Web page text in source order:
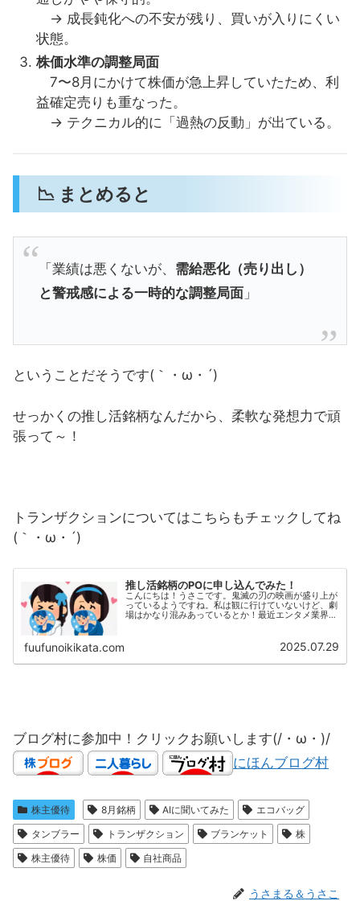
→ 成長鈍化への不安が残り、買いが入りにくい
状態。
株価水準の調整局面
7〜8月にかけて株価が急上昇していたため、利
益確定売りも重なった。
→ テクニカル的に「過熱の反動」が出ている。
📉 まとめると
「業績は悪くないが、 需給悪化（売り出し）
と警戒感による一時的な調整局面」
ということだそうです(｀・ω・´)
せっかくの推し活銘柄なんだから、柔軟な発想力で頑
張って～！
トランザクションについてはこちらもチェックしてね
(｀・ω・´)
推し活銘柄のPOに申し込んでみた！
こんにちは！うさこです。鬼滅の刃の映画が盛り上が
っているようですね。私は観に行けていないけど、劇
場はかなり混みあっているとか！最近エンタメ業界は
fuufunoikikata.com 2025.07.29
ブログ村に参加中！クリックお願いします(/・ω・)/
にほんブログ村
株主優待 8月銘柄 AIに聞いてみた
エコバッグ
タンブラー
トランザクション ブランケット
株
株主優待
株価 自社商品
うさまる＆うさこ